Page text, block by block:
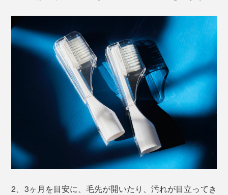
2、3ヶ月を目安に、毛先が開いたり、汚れが目立ってき